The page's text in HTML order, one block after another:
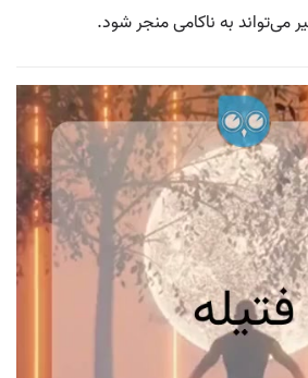
می‌تواند به ناکامی منجر شود.